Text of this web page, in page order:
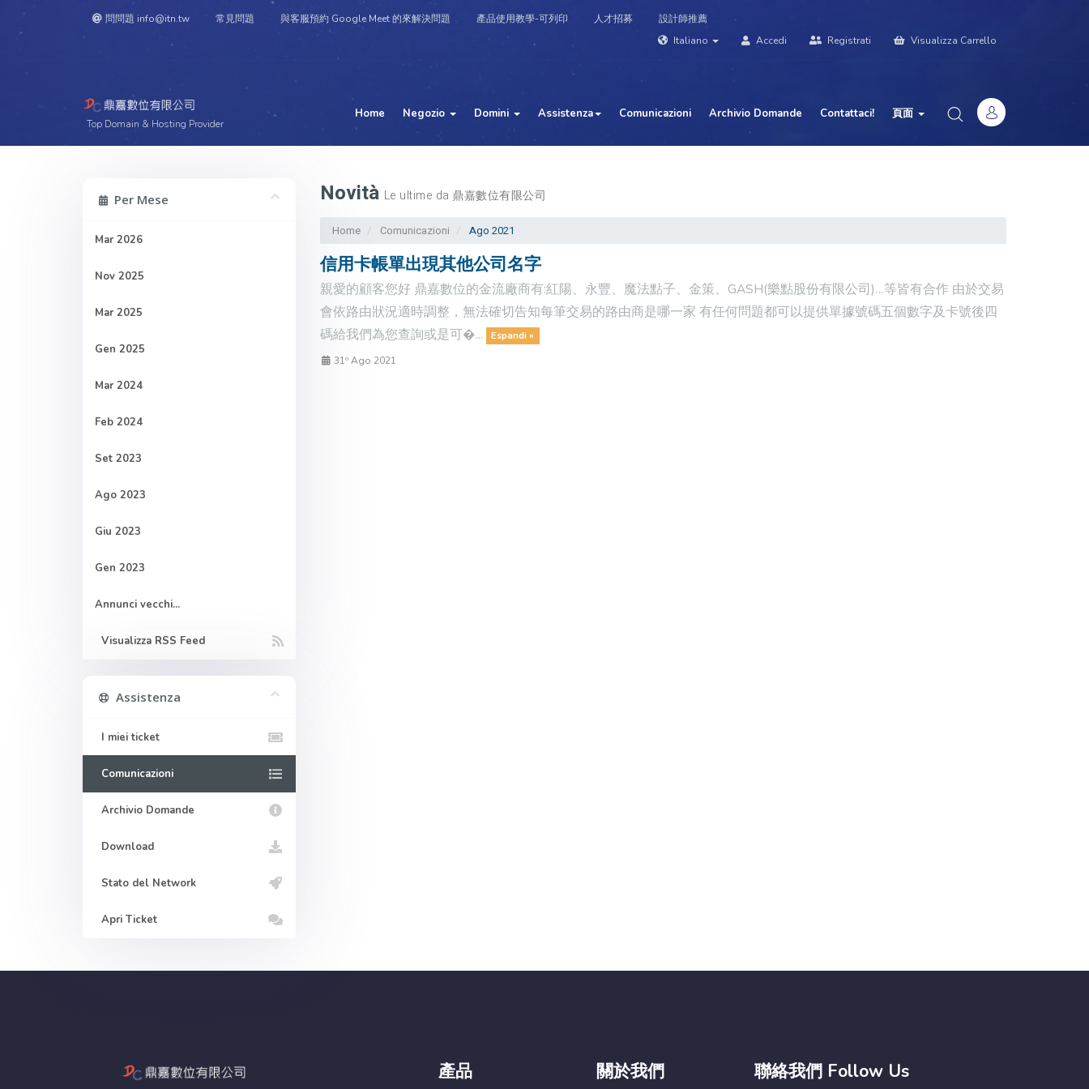
問問題 info@itn.tw 常見問題 與客服預約 Google Meet 的來解決問題 產品使用教學-可列印 人才招募
設計師推薦
Italiano
Accedi Registrati Visualizza Carrello
Top Domain & Hosting Provider
Home Negozio Domini Assistenza Comunicazioni Archivio Domande Contattaci! 頁面
Novità Le ultime da 鼎嘉數位有限公司
Home Comunicazioni Ago 2021
Per Mese
Mar 2026
Nov 2025
Mar 2025
Gen 2025
Mar 2024
Feb 2024
Set 2023
Ago 2023
Giu 2023
Gen 2023
Annunci vecchi...
Visualizza RSS Feed
信用卡帳單出現其他公司名字
親愛的顧客您好 鼎嘉數位的金流廠商有:紅陽、永豐、魔法點子、金策、GASH(樂點股份有限公司)…等皆有合作 由於交易
會依路由狀況適時調整，無法確切告知每筆交易的路由商是哪一家 有任何問題都可以提供單據號碼五個數字及卡號後四
碼給我們為您查詢或是可�...
Espandi »
31º Ago 2021
Assistenza
I miei ticket
Comunicazioni
Archivio Domande
Download
Stato del Network
Apri Ticket
產品 關於我們 聯絡我們 Follow Us